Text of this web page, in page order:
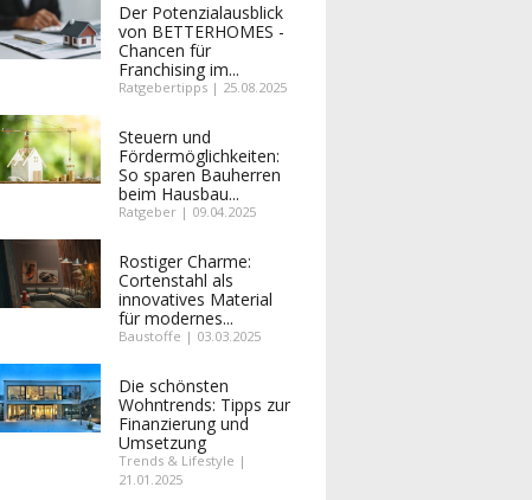
Der Potenzialausblick
von BETTERHOMES -
Chancen für
Franchising im...
Ratgebertipps | 25.08.2025
Steuern und
Fördermöglichkeiten:
So sparen Bauherren
beim Hausbau...
Ratgeber | 09.04.2025
Rostiger Charme:
Cortenstahl als
innovatives Material
für modernes...
Baustoffe | 03.03.2025
Die schönsten
Wohntrends: Tipps zur
Finanzierung und
Umsetzung
Trends & Lifestyle |
21.01.2025